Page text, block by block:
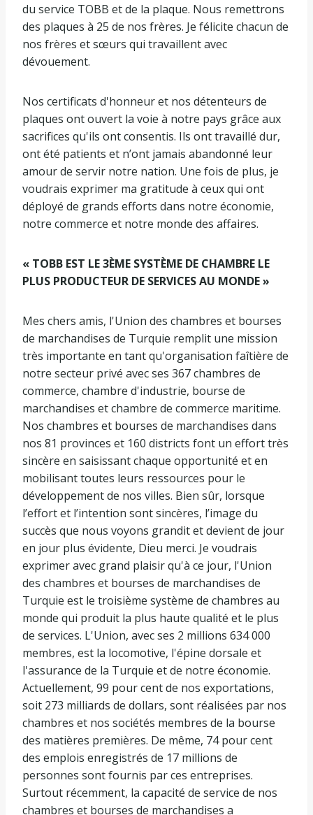
du service TOBB et de la plaque. Nous remettrons
des plaques à 25 de nos frères. Je félicite chacun de
nos frères et sœurs qui travaillent avec
dévouement.
Nos certificats d'honneur et nos détenteurs de
plaques ont ouvert la voie à notre pays grâce aux
sacrifices qu'ils ont consentis. Ils ont travaillé dur,
ont été patients et n’ont jamais abandonné leur
amour de servir notre nation. Une fois de plus, je
voudrais exprimer ma gratitude à ceux qui ont
déployé de grands efforts dans notre économie,
notre commerce et notre monde des affaires.
« TOBB EST LE 3ÈME SYSTÈME DE CHAMBRE LE
PLUS PRODUCTEUR DE SERVICES AU MONDE »
Mes chers amis, l'Union des chambres et bourses
de marchandises de Turquie remplit une mission
très importante en tant qu'organisation faîtière de
notre secteur privé avec ses 367 chambres de
commerce, chambre d'industrie, bourse de
marchandises et chambre de commerce maritime.
Nos chambres et bourses de marchandises dans
nos 81 provinces et 160 districts font un effort très
sincère en saisissant chaque opportunité et en
mobilisant toutes leurs ressources pour le
développement de nos villes. Bien sûr, lorsque
l’effort et l’intention sont sincères, l’image du
succès que nous voyons grandit et devient de jour
en jour plus évidente, Dieu merci. Je voudrais
exprimer avec grand plaisir qu'à ce jour, l'Union
des chambres et bourses de marchandises de
Turquie est le troisième système de chambres au
monde qui produit la plus haute qualité et le plus
de services. L'Union, avec ses 2 millions 634 000
membres, est la locomotive, l'épine dorsale et
l'assurance de la Turquie et de notre économie.
Actuellement, 99 pour cent de nos exportations,
soit 273 milliards de dollars, sont réalisées par nos
chambres et nos sociétés membres de la bourse
des matières premières. De même, 74 pour cent
des emplois enregistrés de 17 millions de
personnes sont fournis par ces entreprises.
Surtout récemment, la capacité de service de nos
chambres et bourses de marchandises a